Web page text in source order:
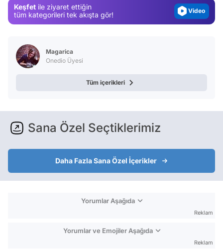
Keşfet ile ziyaret ettiğin
tüm kategorileri tek akışta gör!
Video
Magarica
Onedio Üyesi
Tüm içerikleri
Sana Özel Seçtiklerimiz
Daha Fazla Sana Özel İçerikler
Yorumlar Aşağıda
Reklam
Yorumlar ve Emojiler Aşağıda
Reklam